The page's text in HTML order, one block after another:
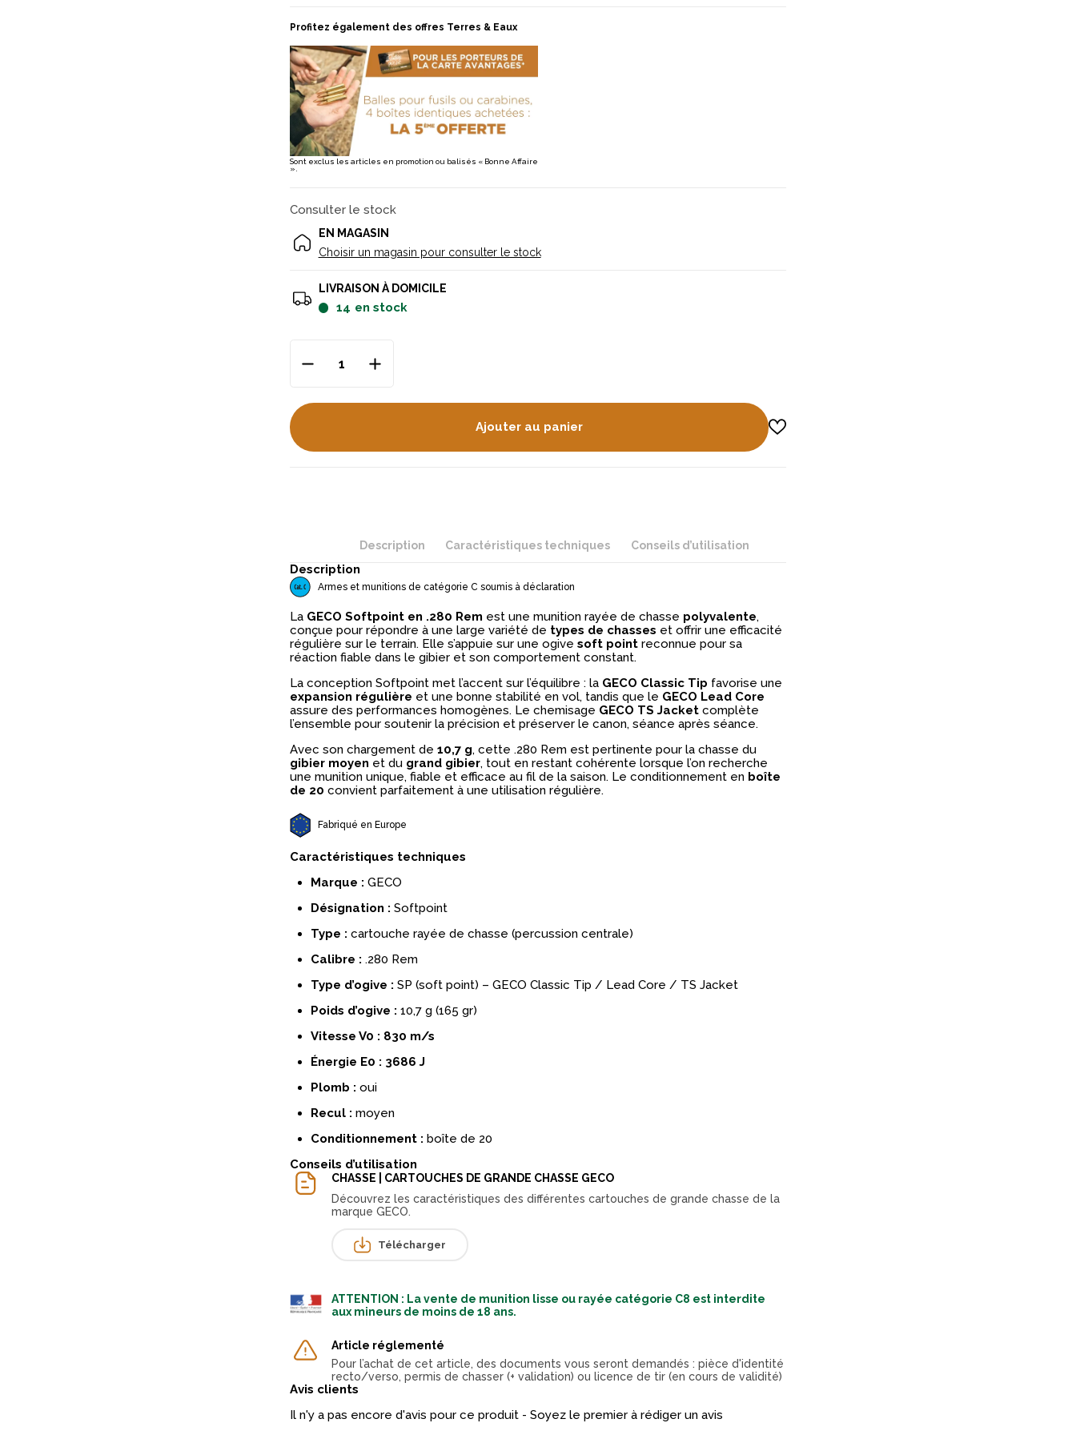
Profitez également des offres Terres & Eaux
Sont exclus les articles en promotion ou balisés « Bonne Affaire
».
Consulter le stock
EN MAGASIN
Choisir un magasin pour consulter le stock
LIVRAISON À DOMICILE
14 en stock
Ajouter au panier
Description Caractéristiques techniques Conseils d’utilisation
Description
Armes et munitions de catégorie C soumis à déclaration
La GECO Softpoint en .280 Rem est une munition rayée de chasse polyvalente,
conçue pour répondre à une large variété de types de chasses et offrir une efficacité
régulière sur le terrain. Elle s’appuie sur une ogive soft pointreconnue pour sa
réaction fiable dans le gibier et son comportement constant.
La conception Softpoint met l’accent sur l’équilibre : la GECO Classic Tip favorise une
expansion régulière et une bonne stabilité en vol, tandis que le GECO Lead Core
assure des performances homogènes. Le chemisage GECO TS Jacketcomplète
l’ensemble pour soutenir la précision et préserver le canon, séance après séance.
Avec son chargement de 10,7 g, cette .280 Rem est pertinente pour la chasse du
gibier moyen et du grand gibier, tout en restant cohérente lorsque l’on recherche
une munition unique, fiable et efficace au fil de la saison. Le conditionnement en boîte
de 20 convient parfaitement à une utilisation régulière.
Fabriqué en Europe
Caractéristiques techniques
Marque : GECO
Désignation : Softpoint
Type : cartouche rayée de chasse (percussion centrale)
Calibre : .280 Rem
Type d’ogive : SP (soft point) – GECO Classic Tip / Lead Core / TS Jacket
Poids d’ogive : 10,7 g (165 gr)
Vitesse V0 : 830 m/s
Énergie E0 : 3686 J
Plomb : oui
Recul : moyen
Conditionnement : boîte de 20
Conseils d’utilisation
CHASSE | CARTOUCHES DE GRANDE CHASSE GECO
Découvrez les caractéristiques des différentes cartouches de grande chasse de la
marque GECO.
Télécharger
ATTENTION : La vente de munition lisse ou rayée catégorie C8 est interdite
aux mineurs de moins de 18 ans.
Article réglementé
Pour l’achat de cet article, des documents vous seront demandés : pièce d'identité
recto/verso, permis de chasser (+ validation) ou licence de tir (en cours de validité)
Avis clients
Il n'y a pas encore d'avis pour ce produit - Soyez le premier à rédiger un avis